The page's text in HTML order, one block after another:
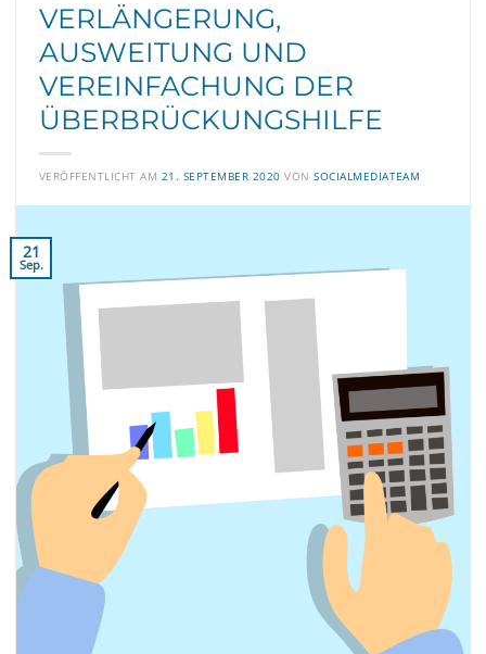
VERLÄNGERUNG,
AUSWEITUNG UND
VEREINFACHUNG DER
ÜBERBRÜCKUNGSHILFE
VERÖFFENTLICHT AM 21. SEPTEMBER 2020 VONSOCIALMEDIATEAM
21
Sep.